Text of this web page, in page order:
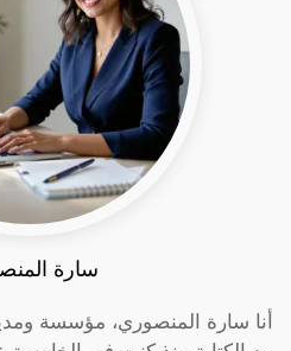
سارة
أنا سارة المنصوري، مؤسسة